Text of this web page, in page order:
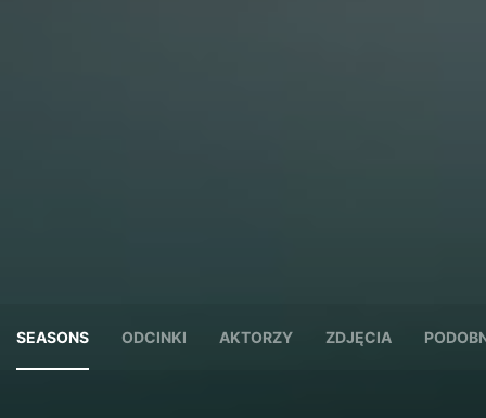
SEASONS ODCINKI AKTORZY ZDJĘCIA